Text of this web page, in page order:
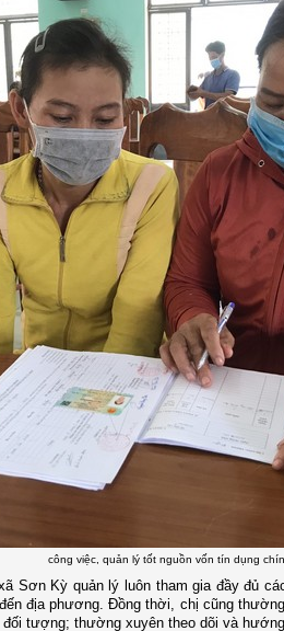
công việc, quản lý tốt nguồn vốn tín dụng
Sơn Kỳ quản lý luôn tham gia đầy đủ
địa phương. Đồng thời, chị cũng
tượng; thường xuyên theo dõi và